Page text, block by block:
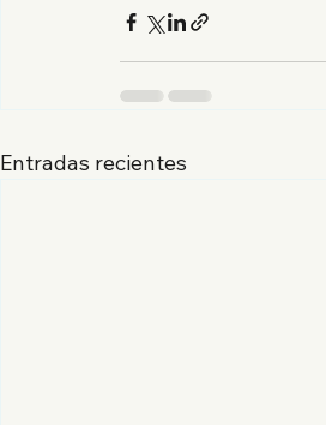
Entradas recientes